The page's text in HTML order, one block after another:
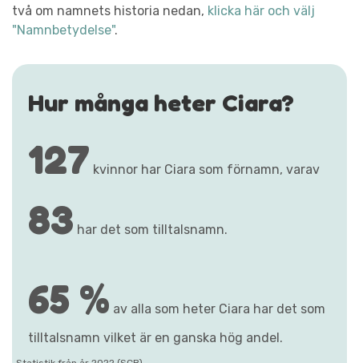
två om namnets historia nedan, klicka här och välj
"Namnbetydelse".
Hur många heter Ciara?
127 kvinnor har Ciara som förnamn, varav
83 har det som tilltalsnamn.
65 % av alla som heter Ciara har det som
tilltalsnamn vilket är en ganska hög andel.